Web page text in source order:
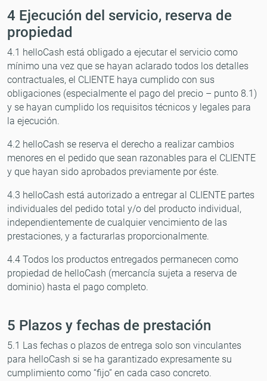
4 Ejecución del servicio, reserva de
propiedad
4.1 helloCash está obligado a ejecutar el servicio como
mínimo una vez que se hayan aclarado todos los detalles
contractuales, el CLIENTE haya cumplido con sus
obligaciones (especialmente el pago del precio – punto 8.1)
y se hayan cumplido los requisitos técnicos y legales para
la ejecución.
4.2 helloCash se reserva el derecho a realizar cambios
menores en el pedido que sean razonables para el CLIENTE
y que hayan sido aprobados previamente por éste.
4.3 helloCash está autorizado a entregar al CLIENTE partes
individuales del pedido total y/o del producto individual,
independientemente de cualquier vencimiento de las
prestaciones, y a facturarlas proporcionalmente.
4.4 Todos los productos entregados permanecen como
propiedad de helloCash (mercancía sujeta a reserva de
dominio) hasta el pago completo.
5 Plazos y fechas de prestación
5.1 Las fechas o plazos de entrega solo son vinculantes
para helloCash si se ha garantizado expresamente su
cumplimiento como “fijo” en cada caso concreto.